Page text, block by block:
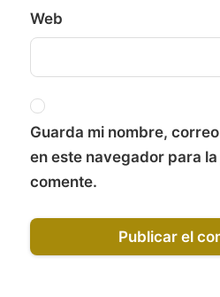
Web
Guarda mi nombre,
en este navegador para
comente.